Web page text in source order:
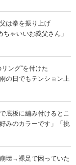
は拳を振り上げ
ゃいいお義父さん」
ング”を付けた
日でもテンション上
底板に編み付けるとこ
みのカラーです」「挑
壊→裸足で困っていた